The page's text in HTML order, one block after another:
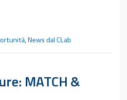
,News dal CLab
MATCH &